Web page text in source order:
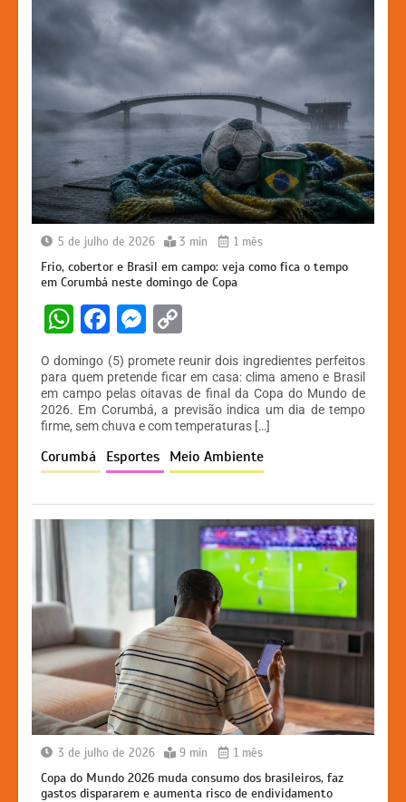
5 de julho de 2026 3 min 1 mês
Frio, cobertor e Brasil em campo: veja como fica o tempo
em Corumbá neste domingo de Copa
W
h
at
s
A
p
F
a
c
e
b
o
k
M
s
s
e
n
er
p
y
Li
n
O domingo (5) promete reunir dois ingredientes perfeitos
para quem pretende ficar em casa: clima ameno e Brasil
em campo pelas oitavas de final da Copa do Mundo de
2026. Em Corumbá, a previsão indica um dia de tempo
firme, sem chuva e com temperaturas […]
Corumbá Esportes Meio Ambiente
3 de julho de 2026 9 min 1 mês
Copa do Mundo 2026 muda consumo dos brasileiros, faz
gastos dispararem e aumenta risco de endividamento